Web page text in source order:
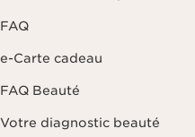
FAQ
e-Carte cadeau
FAQ Beauté
Votre diagnostic beauté